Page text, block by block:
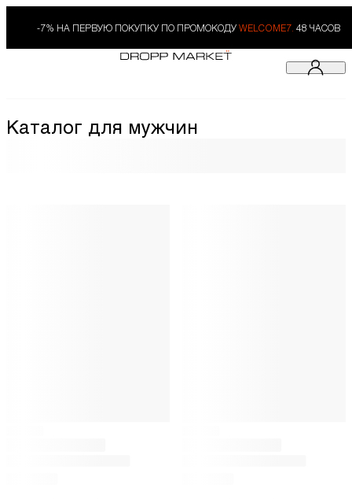
-7% НА ПЕРВУЮ ПОКУПКУ ПО ПРОМОКОДУ WELCOME7. 48 ЧАСОВ
Каталог для мужчин